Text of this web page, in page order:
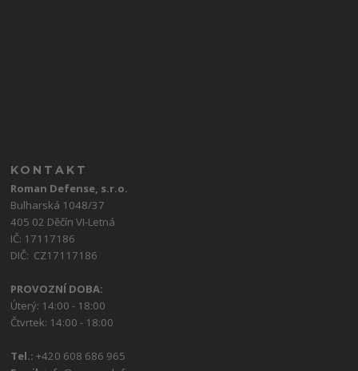
KONTAKT
Roman Defense, s.r.o.
Bulharská 1048/37
405 02 Děčín VI-Letná
IČ: 17117186
DIČ: CZ17117186
PROVOZNÍ DOBA:
Úterý: 14:00 - 18:00
Čtvrtek: 14:00 - 18:00
Tel.:+420 608 686 965